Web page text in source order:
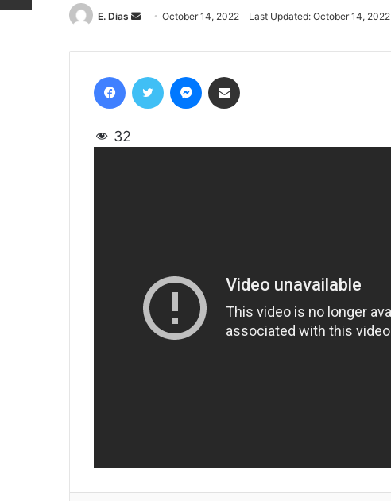
E. Dias
Send
email
October 14, 2022 Last Updated: October 14, 2022
32